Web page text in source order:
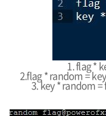
1. flag *
2.flag * random =
3. key * random =